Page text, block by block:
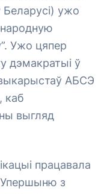
ужо
Ужо цяпер
дэмакратыі ў
АБСЭ
каб
выгляд
працавала
Упершыню з